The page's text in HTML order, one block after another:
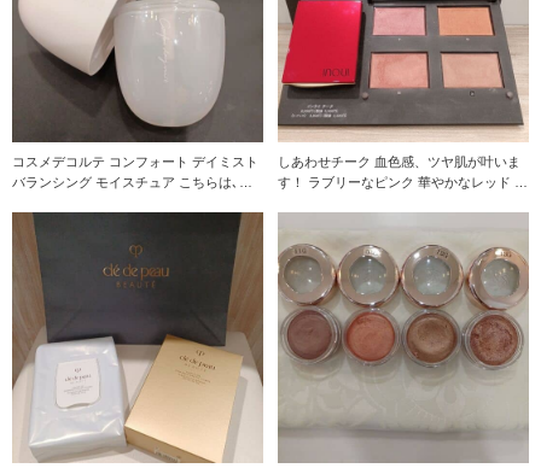
コスメデコルテ コンフォート デイミスト
バランシング モイスチュア こちらは､ミ
しあわせチーク 血色感、ツヤ肌が叶いま
す！ ラブリーなピンク 華やかなレッド ビ